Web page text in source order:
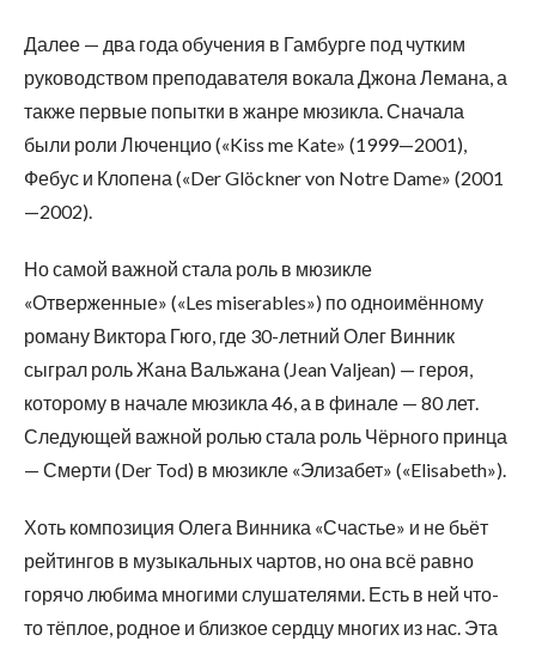
Далее — два года обучения в Гамбурге под чутким
руководством преподавателя вокала Джона Лемана, а
также первые попытки в жанре мюзикла. Сначала
были роли Люченцио («Kiss me Kate» (1999—2001),
Фебус и Клопена («Der Glöckner von Notre Dame» (2001
—2002).
Но самой важной стала роль в мюзикле
«Отверженные» («Les miserables») по одноимённому
роману Виктора Гюго, где 30-летний Олег Винник
сыграл роль Жана Вальжана (Jean Valjean) — героя,
которому в начале мюзикла 46, а в финале — 80 лет.
Следующей важной ролью стала роль Чёрного принца
— Смерти (Der Tod) в мюзикле «Элизабет» («Elisabeth»).
Хоть композиция Олега Винника «Счастье» и не бьёт
рейтингов в музыкальных чартов, но она всё равно
горячо любима многими слушателями. Есть в ней что-
то тёплое, родное и близкое сердцу многих из нас. Эта